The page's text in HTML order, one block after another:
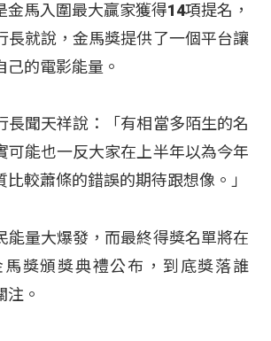
金馬入圍最大贏家獲得14項提名，
長就說，金馬獎提供了一個平台讓
己的電影能量。
長聞天祥說：「有相當多陌生的名
可能也一反大家在上半年以為今年
比較蕭條的錯誤的期待跟想像。」
能量大爆發，而最終得獎名單將在
獎頒獎典禮公布，到底獎落誰
注。